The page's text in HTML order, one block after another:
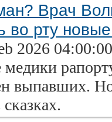
Врач
во рту
2026
выпавших.